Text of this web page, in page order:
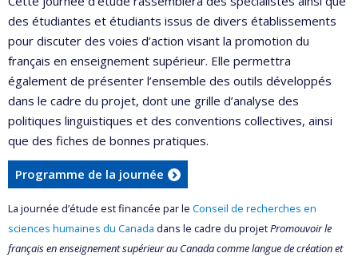
des étudiantes et étudiants issus de divers établissements
pour discuter des voies d’action visant la promotion du
français en enseignement supérieur. Elle permettra
également de présenter l’ensemble des outils développés
dans le cadre du projet, dont une grille d’analyse des
politiques linguistiques et des conventions collectives, ainsi
que des fiches de bonnes pratiques.
Programme de la journée
La journée d’étude est financée par le Conseil de recherches en
sciences humaines du Canada dans le cadre du projetPromouvoir le
français en enseignement supérieur au Canada comme langue de création et